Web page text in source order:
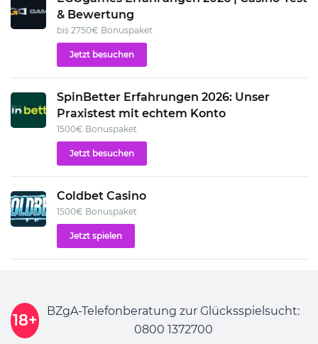
& Bewertung
bis 2750€ Bonuspaket
Jetzt besuchen
SpinBetter Erfahrungen 2026: Unser
Praxistest mit echtem Konto
1500€ Bonuspaket
Jetzt besuchen
Coldbet Casino
1500€ Bonuspaket
Jetzt spielen
18+
BZgA-Telefonberatung zur Glücksspielsucht:
0800 1372700